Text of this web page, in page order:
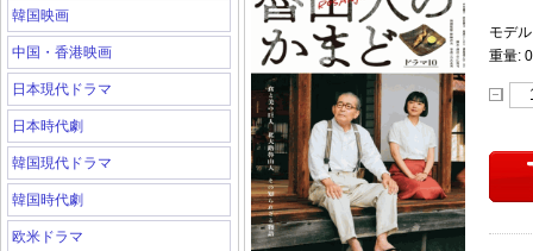
韓国映画
中国・香港映画
日本現代ドラマ
日本時代劇
韓国現代ドラマ
韓国時代劇
欧米ドラマ
モデ
重量: